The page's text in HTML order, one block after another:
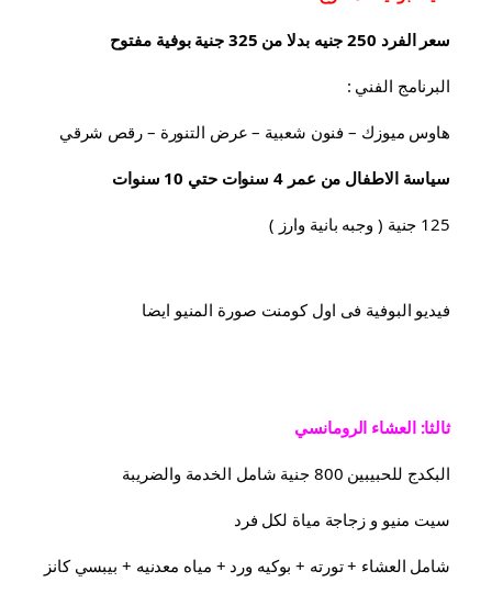
سعر الفرد 250 جنيه بدلا من 325 جنية بوفية مفتوح
البرنامج الفني :
هاوس ميوزك – فنون شعبية – عرض التنورة – رقص شرقي
سياسة الاطفال من عمر 4 سنوات حتي 10 سنوات
125 جنية ( وجبه بانية وارز )
فيديو البوفية فى اول كومنت صورة المنيو ايضا
ثالثا: العشاء الرومانسي
البكدج للحبيبين 800 جنية شامل الخدمة والضريبة
سيت منيو و زجاجة مياة لكل فرد
شامل العشاء⁦⁩ + تورته + بوكيه ورد + مياه معدنيه + بيبسي كانز